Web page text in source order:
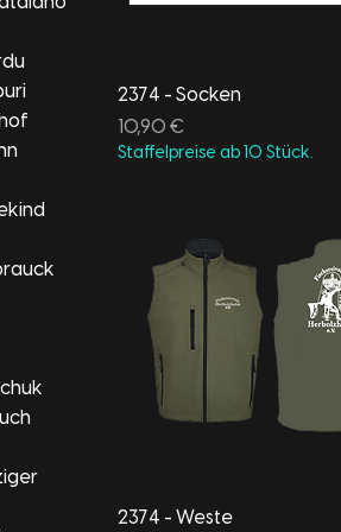
2374 - Socken
Preis
10,90 €
Staffelpreise ab 10 Stück.
2374 - Weste